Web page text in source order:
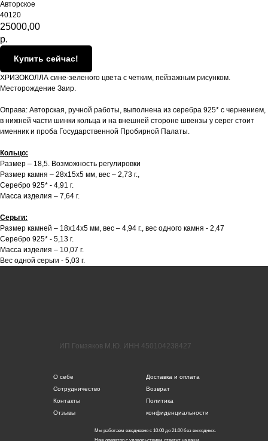
Авторское
40120
25000,00
р.
Купить сейчас!
ХРИЗОКОЛЛА сине-зеленого цвета с четким, пейзажным рисунком.
Месторождение Заир.
Оправа: Авторская, ручной работы, выполнена из серебра 925* с чернением,
в нижней части шинки кольца и на внешней стороне швензы у серег стоит
именник и проба Государственной Пробирной Палаты.
Кольцо:
Размер – 18,5. Возможность регулировки
Размер камня – 28х15х5 мм, вес – 2,73 г.,
Серебро 925* - 4,91 г.
Масса изделия – 7,64 г.
Серьги:
Размер камней – 18х14х5 мм, вес – 4,94 г., вес одного камня - 2,47
Серебро 925* - 5,13 г.
Масса изделия – 10,07 г.
Вес одной серьги - 5,03 г.
О себе
Сотрудничество
Контакты
Отзывы
ИП Гомзяков М.Ю. ИНН 450104238427
Доставка и оплата
Возврат
Политика
конфиденциальности
Мы работаем ежедневно с 10:00 до 21:00 без выходных.